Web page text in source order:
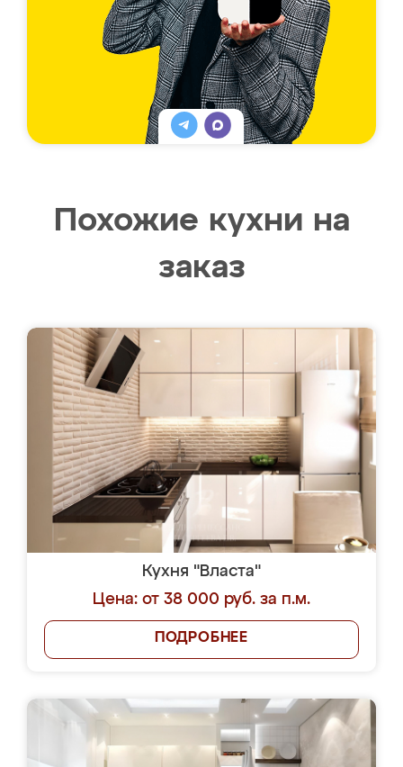
Похожие кухни на
заказ
Кухня "Власта"
Цена: от 38 000 руб. за п.м.
ПОДРОБНЕЕ